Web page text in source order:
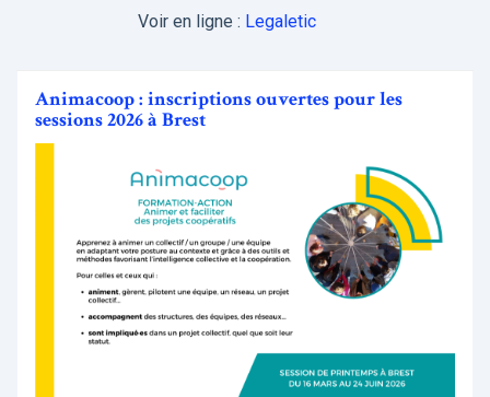
Voir en ligne : Legaletic
Animacoop : inscriptions ouvertes pour les
sessions 2026 à Brest